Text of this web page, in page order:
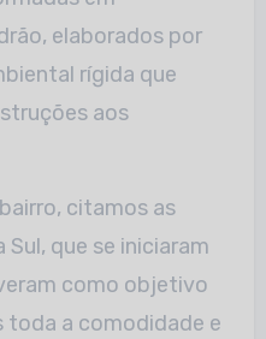
elaborados por
rígida que
aos
citamos as
que se iniciaram
como objetivo
toda a comodidade e